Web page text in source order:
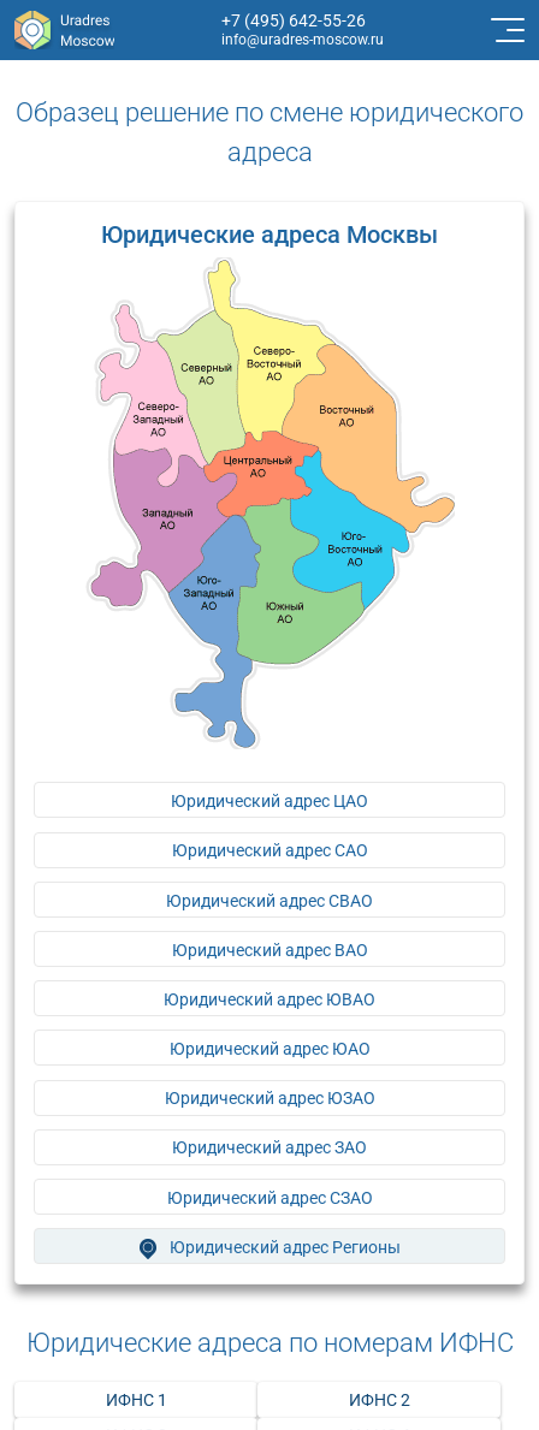
+7 (495) 642-55-26
info@uradres-moscow.ru
Образец решение по смене юридического
адреса
Юридические адреса Москвы
Юридический адрес ЦАО
Юридический адрес САО
Юридический адрес СВАО
Юридический адрес ВАО
Юридический адрес ЮВАО
Юридический адрес ЮАО
Юридический адрес ЮЗАО
Юридический адрес ЗАО
Юридический адрес СЗАО
Юридический адрес Регионы
Юридические адреса по номерам ИФНС
ИФНС 1
ИФНС 2